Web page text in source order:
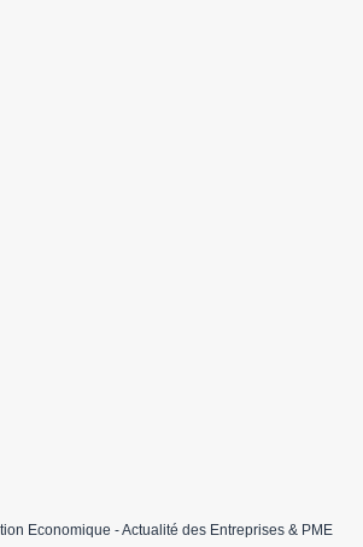
Economique - Actualité des Entreprises & PME